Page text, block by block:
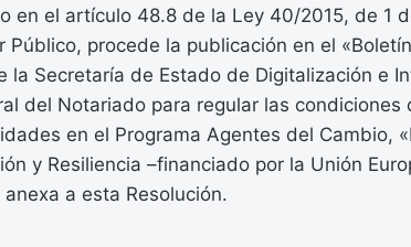
en el artículo 48.8 de la Ley 40/2015, de 1
Público, procede la publicación en el
la Secretaría de Estado de Digitalización e
del Notariado para regular las condiciones
en el Programa Agentes del Cambio,
y Resiliencia –financiado por la Unión
a esta Resolución.